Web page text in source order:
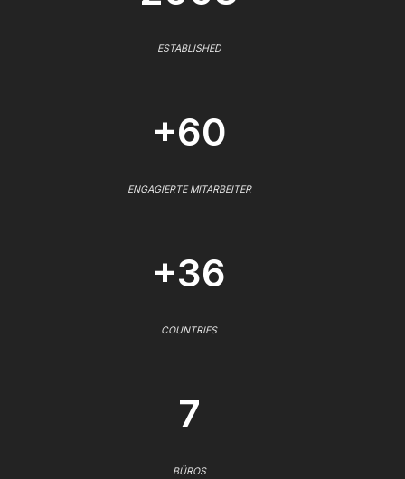
ESTABLISHED
+60
ENGAGIERTE MITARBEITER
+36
COUNTRIES
7
BÜROS